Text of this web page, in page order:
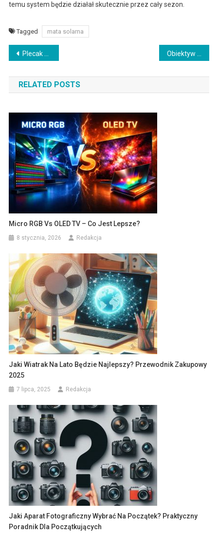
temu system będzie działał skutecznie przez cały sezon.
Tagged mata solarna
Nawigacja
wpisu
Plecak fotograficzny – na co zwrócić uwagę przy jego wyborze? Obiektyw Sigma 70-300 – charakterystyka, cena i opinie użytkowników
RELATED POSTS
Micro RGB Vs OLED TV – Co Jest Lepsze?
8 stycznia, 2026 Redakcja
Jaki Wiatrak Na Lato Będzie Najlepszy? Przewodnik Zakupowy
2025
7 lipca, 2025 Redakcja
Jaki Aparat Fotograficzny Wybrać Na Początek? Praktyczny
Poradnik Dla Początkujących